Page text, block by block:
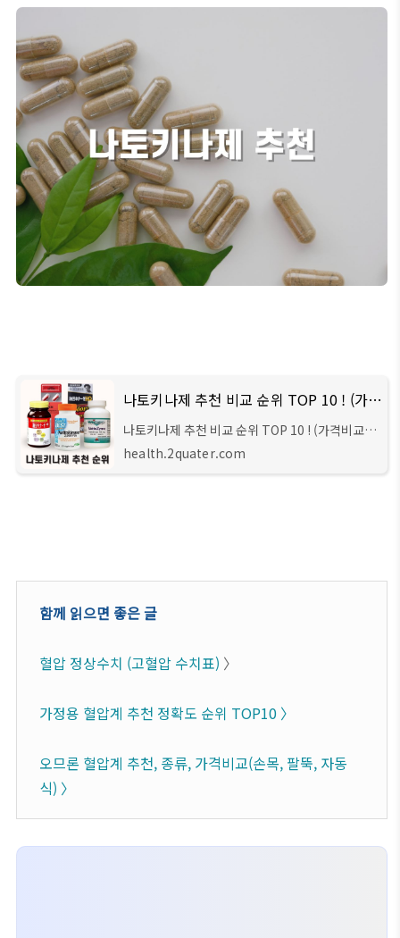
나토키나제 추천 비교 순위 TOP 10 ! (가격비교)
나토키나제 추천 비교 순위 TOP 10 ! (가격비교)
안녕하세요 주선생입니다. 이번 시간에는 나토키
나제(Nattokinase)에 대한 간단한 상식과, 나토
health.2quater.com
함께 읽으면 좋은 글
혈압 정상수치 (고혈압 수치표) 〉
가정용 혈압계 추천 정확도 순위 TOP10 〉
오므론 혈압계 추천, 종류, 가격비교(손목, 팔뚝, 자동
식) 〉